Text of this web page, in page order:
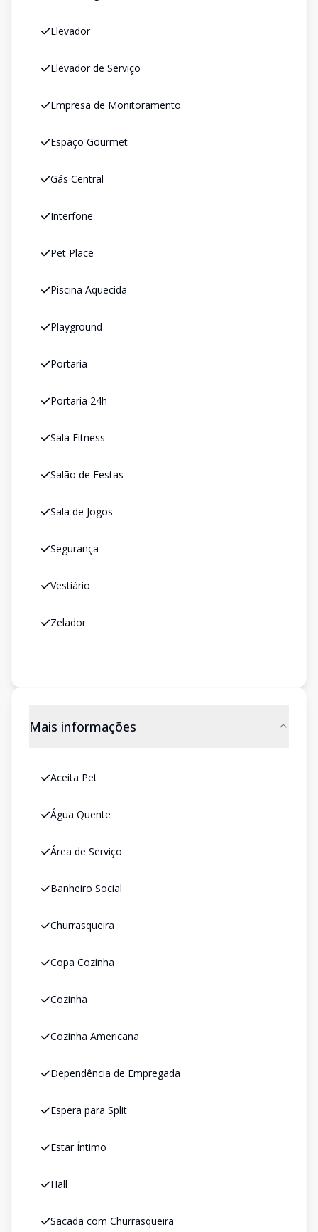
Elevador
Elevador de Serviço
Empresa de Monitoramento
Espaço Gourmet
Gás Central
Interfone
Pet Place
Piscina Aquecida
Playground
Portaria
Portaria 24h
Sala Fitness
Salão de Festas
Sala de Jogos
Segurança
Vestiário
Zelador
Mais informações
Aceita Pet
Água Quente
Área de Serviço
Banheiro Social
Churrasqueira
Copa Cozinha
Cozinha
Cozinha Americana
Dependência de Empregada
Espera para Split
Estar Íntimo
Hall
Sacada com Churrasqueira